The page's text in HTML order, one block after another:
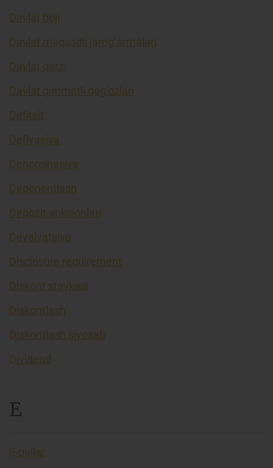
Davlat boji
Davlat maqsadli jamg’armalari
Davlat qarzi
Davlat qimmatli qog’ozlari
Defitsit
Deflyasiya
Denominasiya
Deponentlash
Depozit auksionlari
Devalvatsiya
Disclosure requirement
Diskont stavkasi
Diskontlash
Diskontlash siyosati
Dividend
E
E-pullar